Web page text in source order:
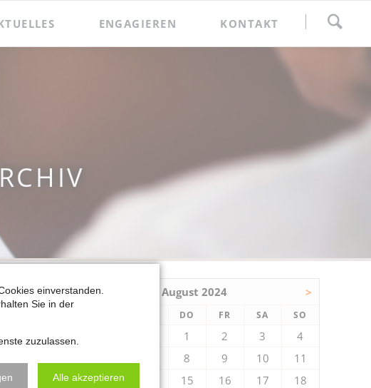
überspringen
ENGAGIEREN KONTAKT
< August 2024 >
TTWOCH
DO NNERSTAG
FR EITAGSA MSTAGSO
1 2 3
4
8 9 10
11
12
13 15 16 17
18
einverstanden.
Sie in der
zuzulassen.
Alle akzeptieren